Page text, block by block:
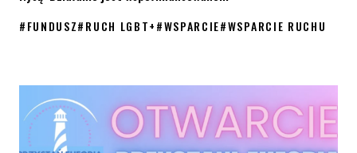
#FUNDUSZ#RUCH LGBT+#WSPARCIE#WSPARCIE RUCHU